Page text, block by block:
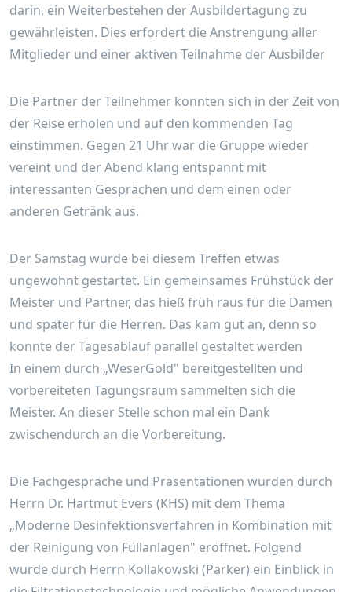
darin, ein Weiterbestehen der Ausbildertagung zu
gewährleisten. Dies erfordert die Anstrengung aller
Mitglieder und einer aktiven Teilnahme der Ausbilder
Die Partner der Teilnehmer konnten sich in der Zeit von
der Reise erholen und auf den kommenden Tag
einstimmen. Gegen 21 Uhr war die Gruppe wieder
vereint und der Abend klang entspannt mit
interessanten Gesprächen und dem einen oder
anderen Getränk aus.
Der Samstag wurde bei diesem Treffen etwas
ungewohnt gestartet. Ein gemeinsames Frühstück der
Meister und Partner, das hieß früh raus für die Damen
und später für die Herren. Das kam gut an, denn so
konnte der Tagesablauf parallel gestaltet werden
In einem durch „WeserGold" bereitgestellten und
vorbereiteten Tagungsraum sammelten sich die
Meister. An dieser Stelle schon mal ein Dank
zwischendurch an die Vorbereitung.
Die Fachgespräche und Präsentationen wurden durch
Herrn Dr. Hartmut Evers (KHS) mit dem Thema
„Moderne Desinfektionsverfahren in Kombination mit
der Reinigung von Füllanlagen" eröffnet. Folgend
wurde durch Herrn Kollakowski (Parker) ein Einblick in